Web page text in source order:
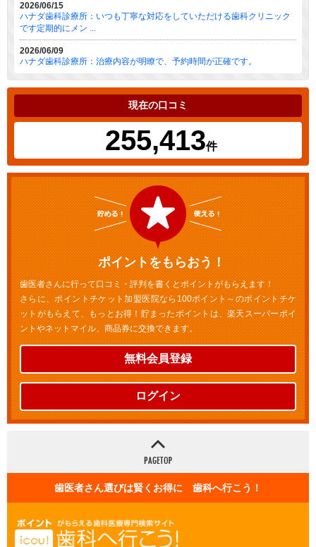
2026/06/15
ハナダ歯科診療所：いつも丁寧な対応をしていただける歯科クリニック
です定期的にメン ...
2026/06/09
ハナダ歯科診療所：治療内容が明瞭で、予約時間が正確です。
現在の口コミ
255,413件
ポイントをもらおう！
歯医者さんに行って口コミ・評判を書くとポイントがもらえます！
さらに、ポイントチケット加盟医院なら100ポイント～のポイントチケ
ットがもらえて、もっとお得！貯まったポイントは、楽天スーパーポイ
ントやネットマイル、商品券に交換できます。
無料会員登録
ログイン
歯医者さん選びは賢くお得に 歯科へ行こう！